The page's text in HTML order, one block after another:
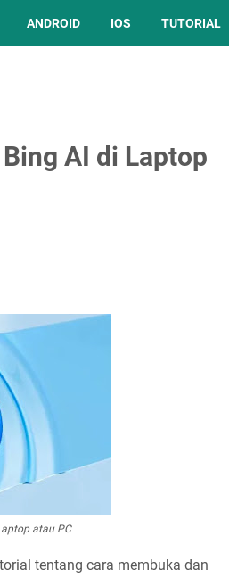
ANDROID IOS TUTORIAL
AI di Laptop
atau PC
tentang cara membuka dan